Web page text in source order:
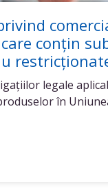
conțin
legale
în